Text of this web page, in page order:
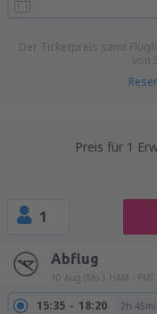
Der Ticketpreis samt
von
Preis für 1
1
Abflug
10 Aug (Mo.) HAM - PMI
15:35 18:20 2h